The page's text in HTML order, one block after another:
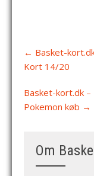
navigation
← Basket-
Kort 14/20
Basket-kort.dk –
Pokemon køb →
Om